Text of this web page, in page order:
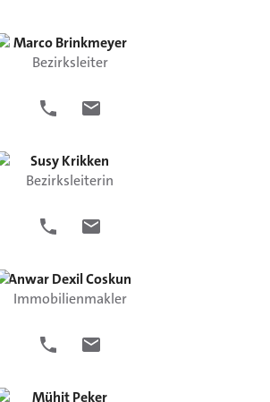
Marco Brinkmeyer
Bezirksleiter
SusyKrikken
Bezirksleiterin
Anwar DexilCoskun
Immobilienmakler
MühitPeker